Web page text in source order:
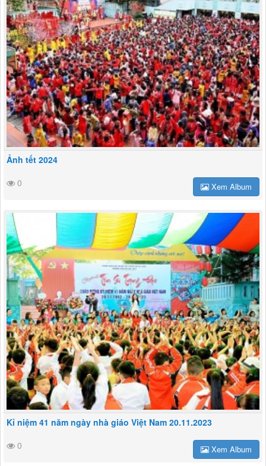
Ảnh tết 2024
0
Xem Album
Kỉ niệm 41 năm ngày nhà giáo Việt Nam 20.11.2023
0
Xem Album